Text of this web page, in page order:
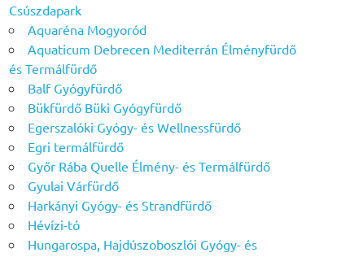
Csúszdapark
Aquaréna Mogyoród
Aquaticum Debrecen Mediterrán Élményfürdő
és Termálfürdő
Balf Gyógyfürdő
Bükfürdő Büki Gyógyfürdő
Egerszalóki Gyógy- és Wellnessfürdő
Egri termálfürdő
Győr Rába Quelle Élmény- és Termálfürdő
Gyulai Várfürdő
Harkányi Gyógy- és Strandfürdő
Hévízi-tó
Hungarospa, Hajdúszoboszlói Gyógy- és